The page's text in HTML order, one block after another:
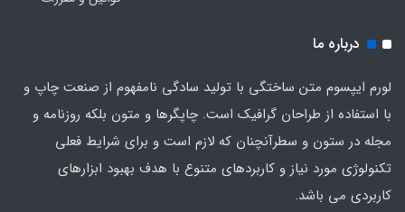
درباره ما
لورم ایپسوم متن ساختگی با تولید سادگی نامفهوم از صنعت چاپ و
با استفاده از طراحان گرافیک است. چاپگرها و متون بلکه روزنامه و
مجله در ستون و سطرآنچنان که لازم است و برای شرایط فعلی
تکنولوژی مورد نیاز و کاربردهای متنوع با هدف بهبود ابزارهای
کاربردی می باشد.